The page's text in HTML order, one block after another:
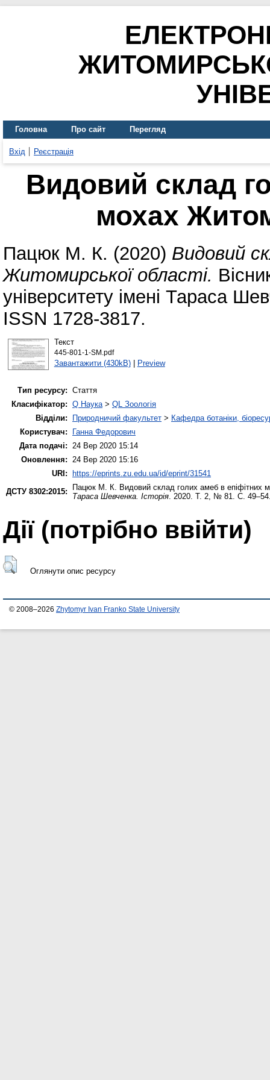
Головна Про сайт Перегляд
Вхід Реєстрація
Видовий склад
мохах
Пацюк М. К. (2020) Видовий
Житомирської області.
університету імені Тараса
ISSN 1728-3817.
Текст
445-801-1-SM.pdf
Завантажити (430kB)| Preview
Тип ресурсу: Стаття
Класифікатор: Q Наука> QL Зоологія
Відділи:
Природничий факультет > Кафедра ботаніки,
Користувач:
Ганна Федорович
Дата подачі: 24 Вер 2020 15:14
Оновлення: 24 Вер 2020 15:16
URI:
https://eprints.zu.edu.ua/id/eprint/31541
ДСТУ 8302:2015:
Пацюк М. К. Видовий склад голих амеб в епіфітних
Тараса Шевченка. Історія. 2020. Т. 2, № 81. С.
Дії ​​(потрібно ввійти)
Оглянути опис ресурсу
© 2008–2026 Zhytomyr Ivan Franko State University